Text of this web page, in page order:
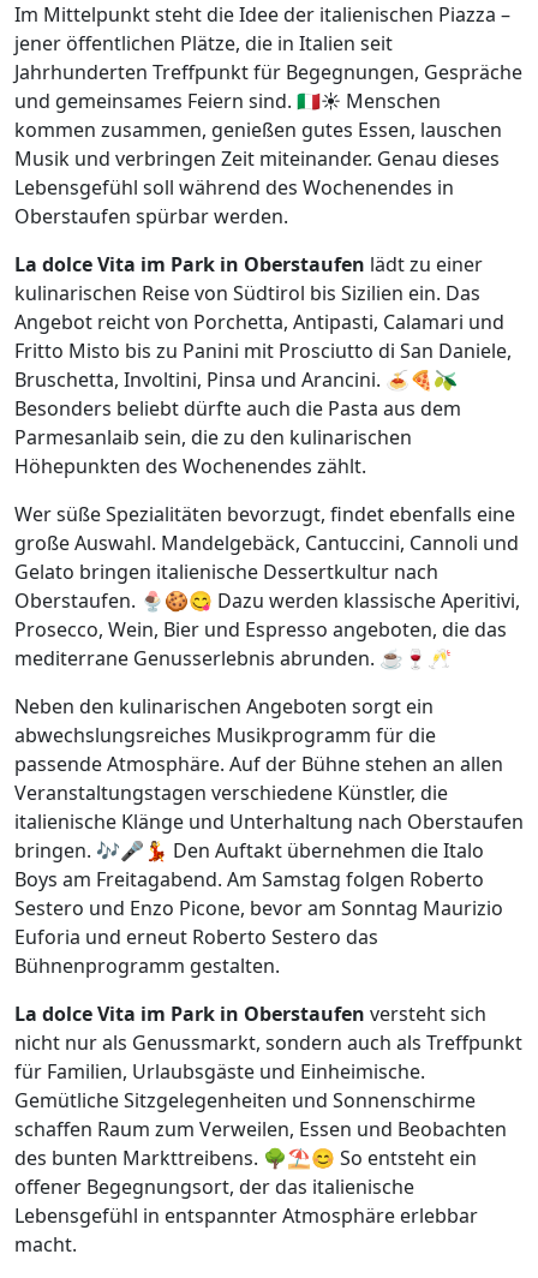
Im Mittelpunkt steht die Idee der italienischen Piazza –
jener öffentlichen Plätze, die in Italien seit
Jahrhunderten Treffpunkt für Begegnungen, Gespräche
und gemeinsames Feiern sind. 🇮🇹☀️ Menschen
kommen zusammen, genießen gutes Essen, lauschen
Musik und verbringen Zeit miteinander. Genau dieses
Lebensgefühl soll während des Wochenendes in
Oberstaufen spürbar werden.
La dolce Vita im Park in Oberstaufen lädt zu einer
kulinarischen Reise von Südtirol bis Sizilien ein. Das
Angebot reicht von Porchetta, Antipasti, Calamari und
Fritto Misto bis zu Panini mit Prosciutto di San Daniele,
Bruschetta, Involtini, Pinsa und Arancini. 🍝🍕🫒
Besonders beliebt dürfte auch die Pasta aus dem
Parmesanlaib sein, die zu den kulinarischen
Höhepunkten des Wochenendes zählt.
Wer süße Spezialitäten bevorzugt, findet ebenfalls eine
große Auswahl. Mandelgebäck, Cantuccini, Cannoli und
Gelato bringen italienische Dessertkultur nach
Oberstaufen. 🍨🍪😋 Dazu werden klassische Aperitivi,
Prosecco, Wein, Bier und Espresso angeboten, die das
mediterrane Genusserlebnis abrunden. ☕🍷🥂
Neben den kulinarischen Angeboten sorgt ein
abwechslungsreiches Musikprogramm für die
passende Atmosphäre. Auf der Bühne stehen an allen
Veranstaltungstagen verschiedene Künstler, die
italienische Klänge und Unterhaltung nach Oberstaufen
bringen. 🎶🎤💃 Den Auftakt übernehmen die Italo
Boys am Freitagabend. Am Samstag folgen Roberto
Sestero und Enzo Picone, bevor am Sonntag Maurizio
Euforia und erneut Roberto Sestero das
Bühnenprogramm gestalten.
La dolce Vita im Park in Oberstaufen versteht sich
nicht nur als Genussmarkt, sondern auch als Treffpunkt
für Familien, Urlaubsgäste und Einheimische.
Gemütliche Sitzgelegenheiten und Sonnenschirme
schaffen Raum zum Verweilen, Essen und Beobachten
des bunten Markttreibens. 🌳⛱️😊 So entsteht ein
offener Begegnungsort, der das italienische
Lebensgefühl in entspannter Atmosphäre erlebbar
macht.